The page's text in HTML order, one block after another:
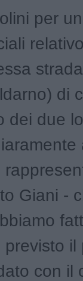
per
di
dei due
Giani -
il
con il